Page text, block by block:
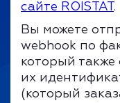
сайте ROISTAT.
Вы можете
webhook по
который
их
(который